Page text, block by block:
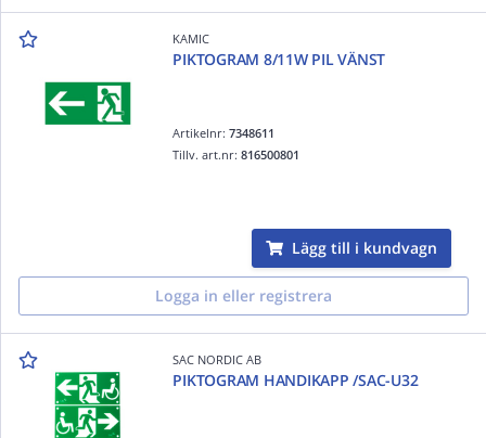
KAMIC
PIKTOGRAM 8/11W PIL VÄNST
Artikelnr:7348611
Tillv. art.nr:816500801
Lägg till i kundvagn
Logga in eller registrera
SAC NORDIC AB
PIKTOGRAM HANDIKAPP /SAC-U32